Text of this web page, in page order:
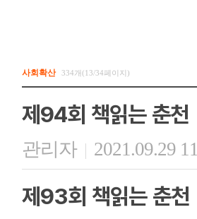
사회확산 334개(13/34페이지)
제94회 책읽는 춘천
관리자 | 2021.09.29
제93회 책읽는 춘천